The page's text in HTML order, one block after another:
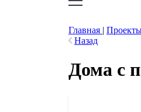
Главная |
Назад
Дома с